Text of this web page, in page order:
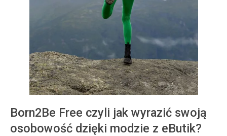
Born2Be Free czyli jak wyrazić swoją
osobowość dzięki modzie z eButik?